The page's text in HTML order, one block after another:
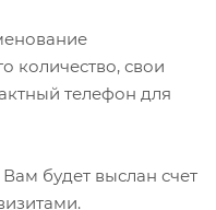
количество, свои
телефон для
будет выслан счет